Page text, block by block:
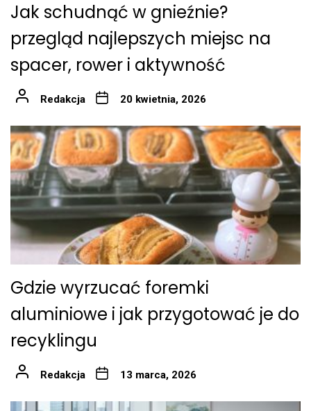
Jak schudnąć w gnieźnie?
przegląd najlepszych miejsc na
spacer, rower i aktywność
Redakcja 20 kwietnia, 2026
Gdzie wyrzucać foremki
aluminiowe i jak przygotować je do
recyklingu
Redakcja 13 marca, 2026